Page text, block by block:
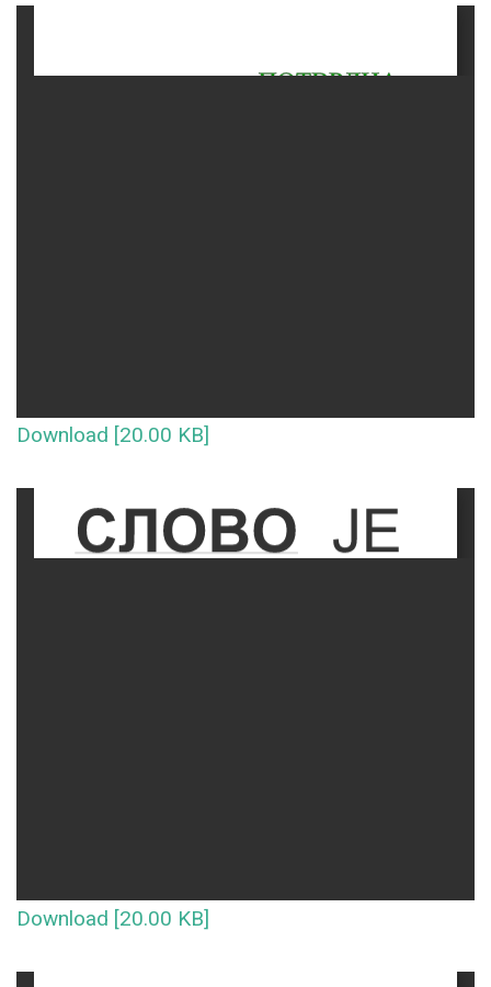
Download [20.00 KB]
Download [20.00 KB]